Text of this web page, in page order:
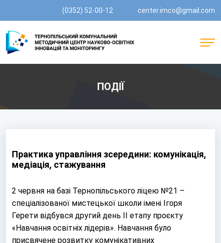
(0352) 52-00-12 center.imco@gmail.com
ПОДІЇ
Практика управління зсередини: комунікація,
медіація, стажування
2 червня на базі Тернопільського ліцею №21 –
спеціалізованої мистецької школи імені Ігоря
Герети відбувся другий день ІІ етапу проєкту
«Навчання освітніх лідерів». Навчання було
присвячене розвитку комунікативних